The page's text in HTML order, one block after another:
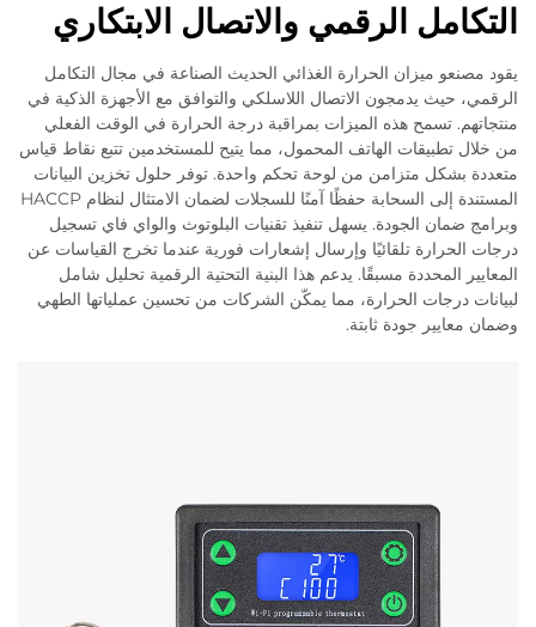
التكامل الرقمي والاتصال الابتكاري
يقود مصنعو ميزان الحرارة الغذائي الحديث الصناعة في مجال التكامل
الرقمي، حيث يدمجون الاتصال اللاسلكي والتوافق مع الأجهزة الذكية في
منتجاتهم. تسمح هذه الميزات بمراقبة درجة الحرارة في الوقت الفعلي
من خلال تطبيقات الهاتف المحمول، مما يتيح للمستخدمين تتبع نقاط قياس
متعددة بشكل متزامن من لوحة تحكم واحدة. توفر حلول تخزين البيانات
المستندة إلى السحابة حفظًا آمنًا للسجلات لضمان الامتثال لنظام HACCP
وبرامج ضمان الجودة. يسهل تنفيذ تقنيات البلوتوث والواي فاي تسجيل
درجات الحرارة تلقائيًا وإرسال إشعارات فورية عندما تخرج القياسات عن
المعايير المحددة مسبقًا. يدعم هذا البنية التحتية الرقمية تحليل شامل
لبيانات درجات الحرارة، مما يمكّن الشركات من تحسين عملياتها الطهي
وضمان معايير جودة ثابتة.